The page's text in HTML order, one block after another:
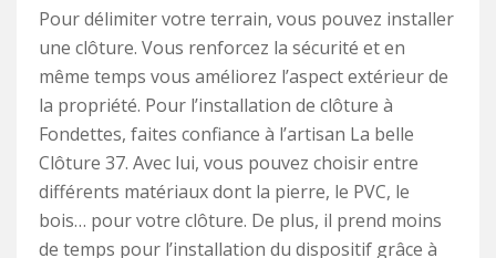
Pour délimiter votre terrain, vous pouvez installer
une clôture. Vous renforcez la sécurité et en
même temps vous améliorez l’aspect extérieur de
la propriété. Pour l’installation de clôture à
Fondettes, faites confiance à l’artisan La belle
Clôture 37. Avec lui, vous pouvez choisir entre
différents matériaux dont la pierre, le PVC, le
bois… pour votre clôture. De plus, il prend moins
de temps pour l’installation du dispositif grâce à